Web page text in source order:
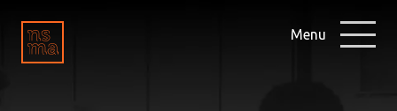
Menu